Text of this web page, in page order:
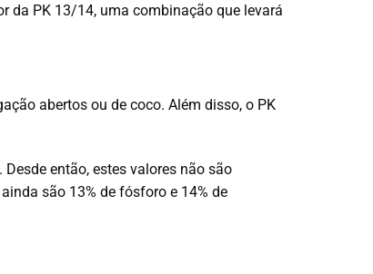
da PK 13/14, uma combinação que levará
abertos ou de coco. Além disso, o PK
então, estes valores não são
são 13% de fósforo e 14% de